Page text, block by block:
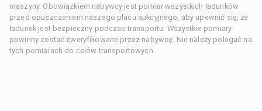
maszyny. Obowiązkiem nabywcy jest pomiar wszystkich ładunków
przed opuszczeniem naszego placu aukcyjnego, aby upewnić się, że
ładunek jest bezpieczny podczas transportu. Wszystkie pomiary
powinny zostać zweryfikowane przez nabywcę. Nie należy polegać na
tych pomiarach do celów transportowych.